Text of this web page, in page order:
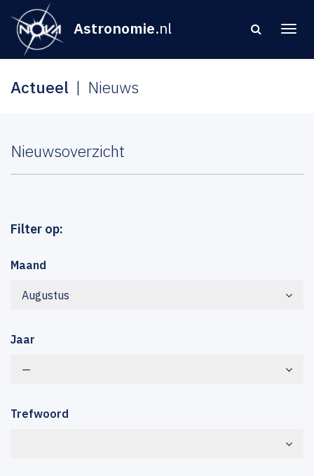
Astronomie.nl
Actueel Nieuws
Nieuwsoverzicht
Filter op:
Maand
Augustus
Jaar
—
Trefwoord